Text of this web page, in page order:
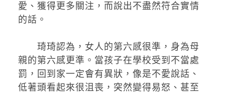
愛、獲得更多關注，而說出不盡然符合實情
的話。
琦琦認為，女人的第六感很準，身為母
親的第六感更準。當孩子在學校受到不當處
罰，回到家一定會有異狀，像是不愛說話、
低著頭看起來很沮喪，突然變得易怒、甚至